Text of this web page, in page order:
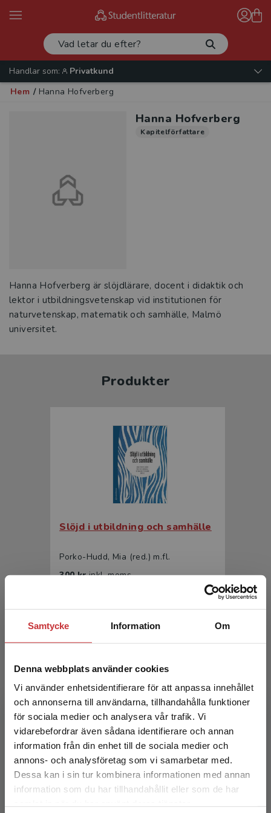
Samtycke Information Om
Denna webbplats använder cookies
Vi använder enhetsidentifierare för att anpassa innehållet
och annonserna till användarna, tillhandahålla funktioner
för sociala medier och analysera vår trafik. Vi
vidarebefordrar även sådana identifierare och annan
information från din enhet till de sociala medier och
annons- och analysföretag som vi samarbetar med.
Dessa kan i sin tur kombinera informationen med annan
information som du har tillhandahållit eller som de har
Begränsad fraktregion
Det verkar som att du besöker
studentlitteratur.se via en enhet utanför Sverige.
Handlar som:
Privatkund
Hem / Hanna Hofverberg
Hanna Hofverberg
Kapitelförfattare
Hanna Hofverberg är slöjdlärare, docent i didaktik och
lektor i utbildningsvetenskap vid institutionen för
naturvetenskap, matematik och samhälle, Malmö
universitet.
Produkter
Slöjd i utbildning och samhälle
Porko-Hudd, Mia (red.) m.fl.
300 krinkl. moms
Slöjd i utbildning och samhälle
Porko-Hudd, Mia (red.) m.fl.
186 krinkl. moms
Exkl. moms: 175 kr